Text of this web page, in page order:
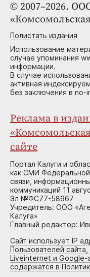
© 2007–2026.
Полистать издания
Использование
случае упоминания
информации.
В случае
активная
без заключения в no-
Реклама в
сайте
Портал Калуги и
как СМИ
связи,
коммуникаций 11
Эл №ФС77-58967
Учредитель: ООО
Калуга»
Главный редактор:
Сайт использует IP
Пользователей
Liveinternet и Google-
содержатся в